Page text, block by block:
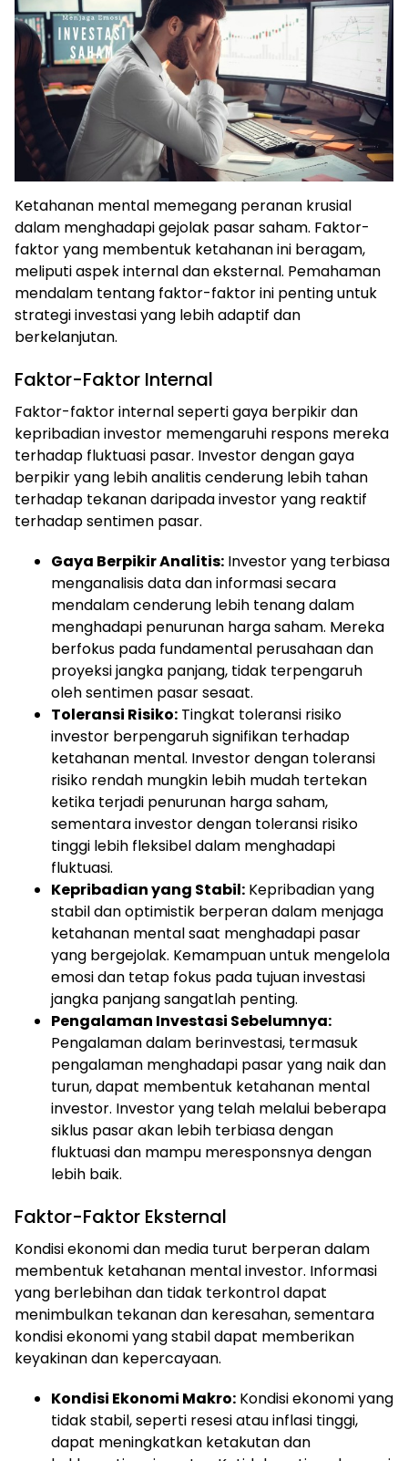
ⓘ
Ketahanan mental memegang peranan krusial
dalam menghadapi gejolak pasar saham. Faktor-
faktor yang membentuk ketahanan ini beragam,
meliputi aspek internal dan eksternal. Pemahaman
mendalam tentang faktor-faktor ini penting untuk
strategi investasi yang lebih adaptif dan
berkelanjutan.
Faktor-Faktor Internal
Faktor-faktor internal seperti gaya berpikir dan
kepribadian investor memengaruhi respons mereka
terhadap fluktuasi pasar. Investor dengan gaya
berpikir yang lebih analitis cenderung lebih tahan
terhadap tekanan daripada investor yang reaktif
terhadap sentimen pasar.
Gaya Berpikir Analitis: Investor yang terbiasa
menganalisis data dan informasi secara
mendalam cenderung lebih tenang dalam
menghadapi penurunan harga saham. Mereka
berfokus pada fundamental perusahaan dan
proyeksi jangka panjang, tidak terpengaruh
oleh sentimen pasar sesaat.
Toleransi Risiko: Tingkat toleransi risiko
investor berpengaruh signifikan terhadap
ketahanan mental. Investor dengan toleransi
risiko rendah mungkin lebih mudah tertekan
ketika terjadi penurunan harga saham,
sementara investor dengan toleransi risiko
tinggi lebih fleksibel dalam menghadapi
fluktuasi.
Kepribadian yang Stabil: Kepribadian yang
stabil dan optimistik berperan dalam menjaga
ketahanan mental saat menghadapi pasar
yang bergejolak. Kemampuan untuk mengelola
emosi dan tetap fokus pada tujuan investasi
jangka panjang sangatlah penting.
Pengalaman Investasi Sebelumnya:
Pengalaman dalam berinvestasi, termasuk
pengalaman menghadapi pasar yang naik dan
turun, dapat membentuk ketahanan mental
investor. Investor yang telah melalui beberapa
siklus pasar akan lebih terbiasa dengan
fluktuasi dan mampu meresponsnya dengan
lebih baik.
Faktor-Faktor Eksternal
Kondisi ekonomi dan media turut berperan dalam
membentuk ketahanan mental investor. Informasi
yang berlebihan dan tidak terkontrol dapat
menimbulkan tekanan dan keresahan, sementara
kondisi ekonomi yang stabil dapat memberikan
keyakinan dan kepercayaan.
Kondisi Ekonomi Makro: Kondisi ekonomi yang
tidak stabil, seperti resesi atau inflasi tinggi,
dapat meningkatkan ketakutan dan